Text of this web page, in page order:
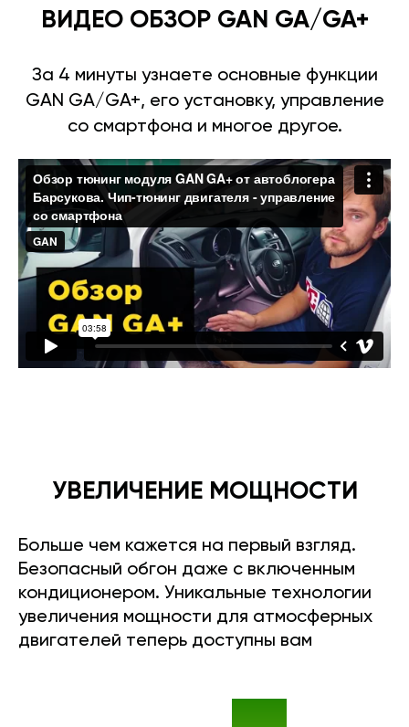
ВИДЕО ОБЗОР GAN GA/GA+
За 4 минуты узнаете основные функции
GAN GA/GA+, его установку, управление
со смартфона и многое другое.
УВЕЛИЧЕНИЕ МОЩНОСТИ
Больше чем кажется на первый взгляд.
Безопасный обгон даже с включенным
кондиционером. Уникальные технологии
увеличения мощности для атмосферных
двигателей теперь доступны вам